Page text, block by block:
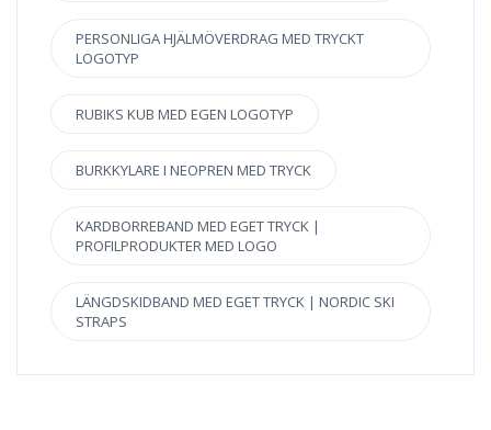
PERSONLIGA HJÄLMÖVERDRAG MED TRYCKT
LOGOTYP
RUBIKS KUB MED EGEN LOGOTYP
BURKKYLARE I NEOPREN MED TRYCK
KARDBORREBAND MED EGET TRYCK |
PROFILPRODUKTER MED LOGO
LÄNGDSKIDBAND MED EGET TRYCK | NORDIC SKI
STRAPS